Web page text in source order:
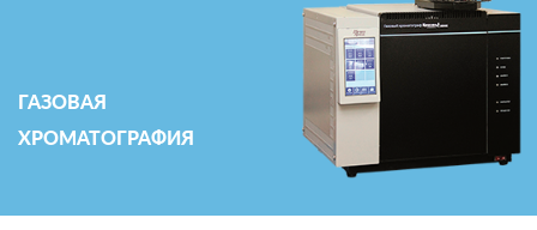
ГАЗОВАЯ
ХРОМАТОГРАФИЯ